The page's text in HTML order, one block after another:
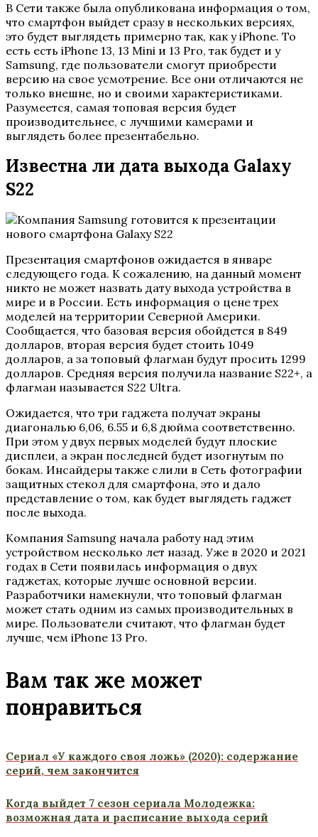
В Сети также была опубликована информация о том,
что смартфон выйдет сразу в нескольких версиях,
это будет выглядеть примерно так, как у iPhone. То
есть есть iPhone 13, 13 Mini и 13 Pro, так будет и у
Samsung, где пользователи смогут приобрести
версию на свое усмотрение. Все они отличаются не
только внешне, но и своими характеристиками.
Разумеется, самая топовая версия будет
производительнее, с лучшими камерами и
выглядеть более презентабельно.
Известна ли дата выхода Galaxy
S22
Презентация смартфонов ожидается в январе
следующего года. К сожалению, на данный момент
никто не может назвать дату выхода устройства в
мире и в России. Есть информация о цене трех
моделей на территории Северной Америки.
Сообщается, что базовая версия обойдется в 849
долларов, вторая версия будет стоить 1049
долларов, а за топовый флагман будут просить 1299
долларов. Средняя версия получила название S22+, а
флагман называется S22 Ultra.
Ожидается, что три гаджета получат экраны
диагональю 6,06, 6.55 и 6,8 дюйма соответственно.
При этом у двух первых моделей будут плоские
дисплеи, а экран последней будет изогнутым по
бокам. Инсайдеры также слили в Сеть фотографии
защитных стекол для смартфона, это и дало
представление о том, как будет выглядеть гаджет
после выхода.
Компания Samsung начала работу над этим
устройством несколько лет назад. Уже в 2020 и 2021
годах в Сети появилась информация о двух
гаджетах, которые лучше основной версии.
Разработчики намекнули, что топовый флагман
может стать одним из самых производительных в
мире. Пользователи считают, что флагман будет
лучше, чем iPhone 13 Pro.
Вам так же может
понравиться
Сериал «У каждого своя ложь» (2020): содержание
серий, чем закончится
Когда выйдет 7 сезон сериала Молодежка:
возможная дата и расписание выхода серий